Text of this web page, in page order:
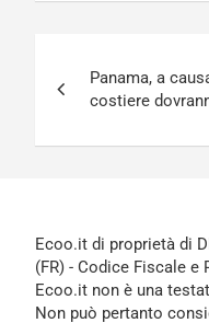
articoli
Panama, a
costiere
Ecoo.it di proprietà di
(FR) - Codice Fiscale e
Ecoo.it non è una
Non può pertanto